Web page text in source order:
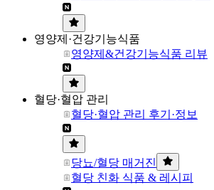
영양제·건강기능식품
영양제&건강기능식품 리뷰
혈당·혈압 관리
혈당·혈압 관리 후기·정보
당뇨/혈당 매거진
혈당 친화 식품 & 레시피